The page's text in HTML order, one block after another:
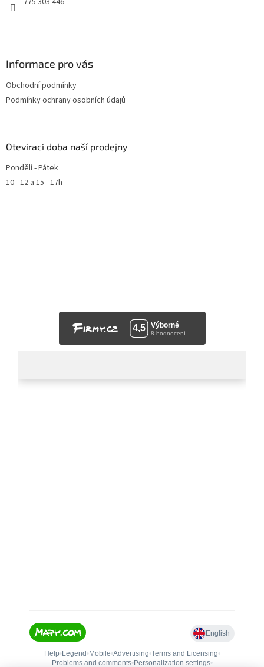
Informace pro vás
Obchodní podmínky
Podmínky ochrany osobních údajů
Otevírací doba naší prodejny
Pondělí - Pátek
10 - 12 a 15 - 17h